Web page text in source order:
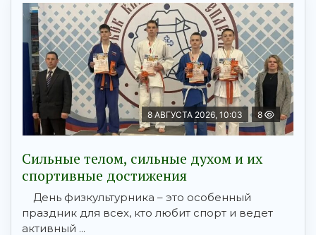
8 АВГУСТА 2026, 10:03 8
Сильные телом, сильные духом и их
спортивные достижения
День физкультурника – это особенный
праздник для всех, кто любит спорт и ведет
активный ...